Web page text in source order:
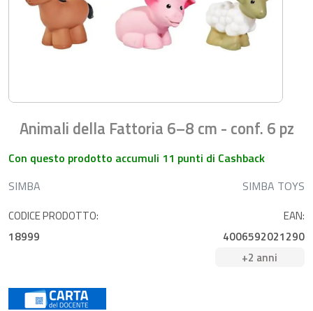
Animali della Fattoria 6–8 cm - conf. 6 pz
Con questo prodotto accumuli 11 punti di Cashback
SIMBA
SIMBA TOYS
CODICE PRODOTTO:
18999
EAN:
4006592021290
+2 anni